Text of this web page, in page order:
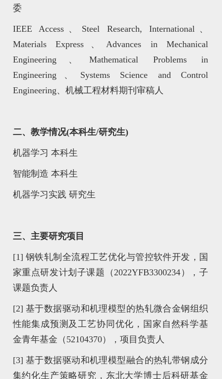
委
IEEE Access、Steel Research, International、
Materials Express、Advances in Mechanical
Engineering、Mathematical Problems in
Engineering、Systems Science and Control
Engineering、机械工程材料期刊审稿人
二、教学情况(本科生/研究生)
机器学习 本科生
智能制造 本科生
机器学习实践 研究生
三、主要研究项目
[1] 钢铁轧制全流程工艺优化与管控软件开发，国
家重点研发计划子课题（2022YFB3300234），子
课题负责人
[2] 基于数据驱动和机理模型的热轧微合金钢组织
性能集成预测及工艺协同优化，国家自然科学基
金青年基金（52104370），项目负责人
[3] 基于数据驱动和机理模型融合的热轧带钢成分
集约化生产策略研究，东北大学博士后科研基金